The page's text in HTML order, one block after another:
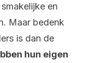
en
Maar bedenk
is dan de
hun eigen